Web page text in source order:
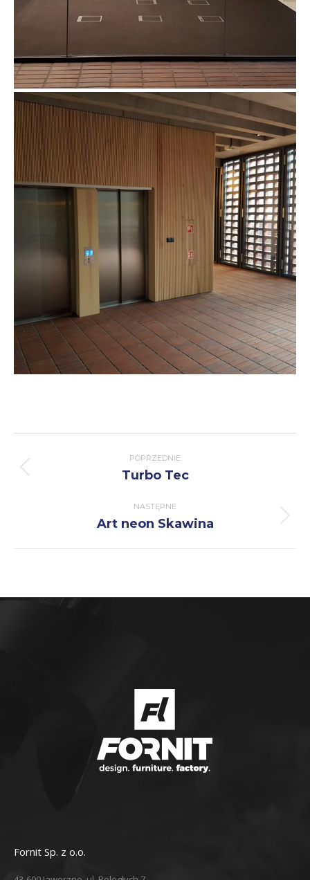
wpisów
POPRZEDNIE
Poprzedni
Turbo Tec
NASTĘPNE
Następny
Art neon Skawina
Fornit Sp. z o.o.